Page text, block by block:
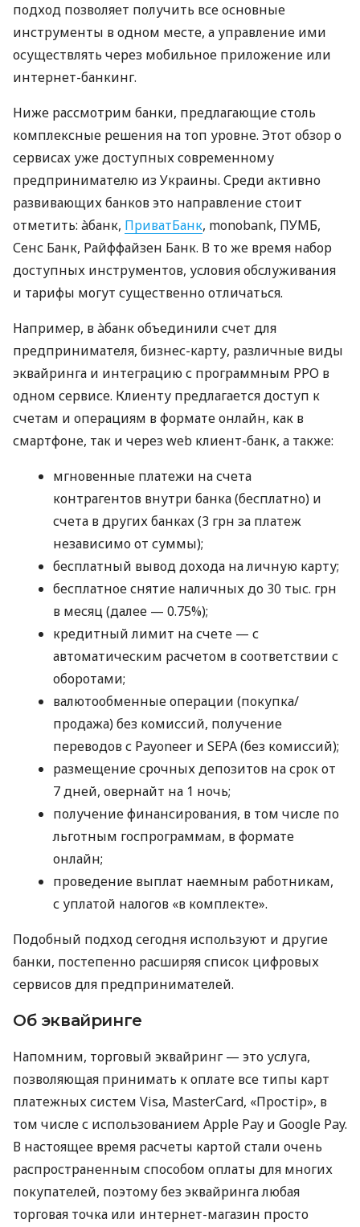
подход позволяет получить все основные
инструменты в одном месте, а управление ими
осуществлять через мобильное приложение или
интернет-банкинг.
Ниже рассмотрим банки, предлагающие столь
комплексные решения на топ уровне. Этот обзор о
сервисах уже доступных современному
предпринимателю из Украины. Среди активно
развивающих банков это направление стоит
отметить: àбанк, ПриватБанк, monobank, ПУМБ,
Сенс Банк, Райффайзен Банк. В то же время набор
доступных инструментов, условия обслуживания
и тарифы могут существенно отличаться.
Например, в àбанк объединили счет для
предпринимателя, бизнес-карту, различные виды
эквайринга и интеграцию с программным РРО в
одном сервисе. Клиенту предлагается доступ к
счетам и операциям в формате онлайн, как в
смартфоне, так и через web клиент-банк, а также:
мгновенные платежи на счета
контрагентов внутри банка (бесплатно) и
счета в других банках (3 грн за платеж
независимо от суммы);
бесплатный вывод дохода на личную карту;
бесплатное снятие наличных до 30 тыс. грн
в месяц (далее — 0.75%);
кредитный лимит на счете — с
автоматическим расчетом в соответствии с
оборотами;
валютообменные операции (покупка/
продажа) без комиссий, получение
переводов с Payoneer и SEPA (без комиссий);
размещение срочных депозитов на срок от
7 дней, овернайт на 1 ночь;
получение финансирования, в том числе по
льготным госпрограммам, в формате
онлайн;
проведение выплат наемным работникам,
с уплатой налогов «в комплекте».
Подобный подход сегодня используют и другие
банки, постепенно расширяя список цифровых
сервисов для предпринимателей.
Об эквайринге
Напомним, торговый эквайринг — это услуга,
позволяющая принимать к оплате все типы карт
платежных систем Visa, MasterCard, «Простір», в
том числе с использованием Apple Pay и Google Pay.
В настоящее время расчеты картой стали очень
распространенным способом оплаты для многих
покупателей, поэтому без эквайринга любая
торговая точка или интернет-магазин просто